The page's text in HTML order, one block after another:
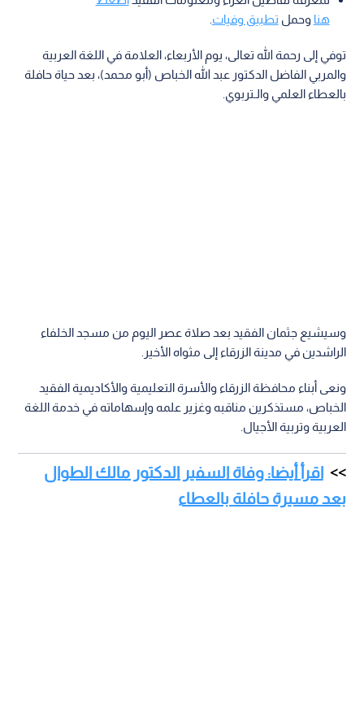
هنا وحمل تطبيق وفيات
توفي إلى رحمة الله تعالى، يوم الأربعاء، العلامة في اللغة العربية
والمربي الفاضل الدكتور عبد الله الخباص (أبو محمد)، بعد حياة حافلة
بالعطاء العلمي والـتربوي.
وسيشيع جثمان الفقيد بعد صلاة عصر اليوم من مسجد الخلفاء
الراشدين في مدينة الزرقاء إلى مثواه الأخير.
ونعى أبناء محافظة الزرقاء والأسرة التعليمية والأكاديمية الفقيد
الخباص، مستذكرين مناقبه وغزير علمه وإسهاماته في خدمة اللغة
العربية وتربية الأجيال.
اقرأ أيضا: وفاة السفير الدكتور مالك الطوال
بعد مسيرة حافلة بالعطاء